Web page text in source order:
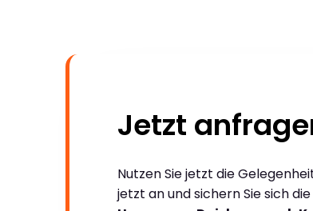
Jetzt
Nutzen Sie jetzt die
jetzt an und sichern Sie sich